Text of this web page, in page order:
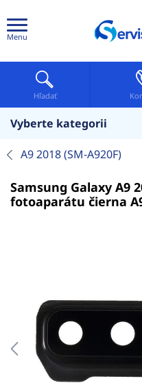
Menu
Hľadať
Vyberte kategorii
A9 2018 (SM-A920F)
Samsung Galaxy A9
fotoaparátu čierna